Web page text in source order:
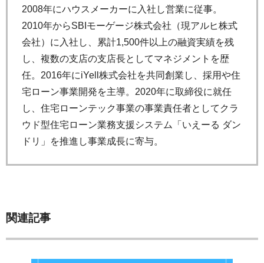
2008年にハウスメーカーに入社し営業に従事。
2010年からSBIモーゲージ株式会社（現アルヒ株式
会社）に入社し、累計1,500件以上の融資実績を残
し、複数の支店の支店長としてマネジメントを歴
任。2016年にiYell株式会社を共同創業し、採用や住
宅ローン事業開発を主導。2020年に取締役に就任
し、住宅ローンテック事業の事業責任者としてクラ
ウド型住宅ローン業務支援システム「いえーる ダン
ドリ」を推進し事業成長に寄与。
関連記事